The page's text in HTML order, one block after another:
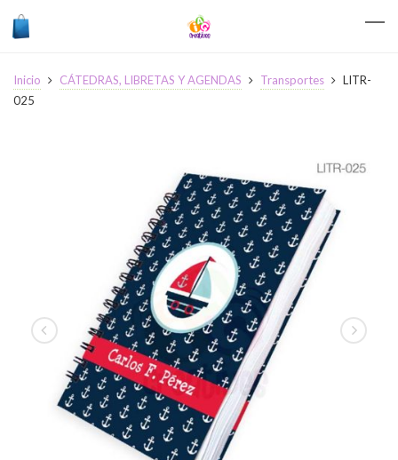
Inicio CÁTEDRAS, LIBRETAS Y AGENDAS Transportes
LITR-
025